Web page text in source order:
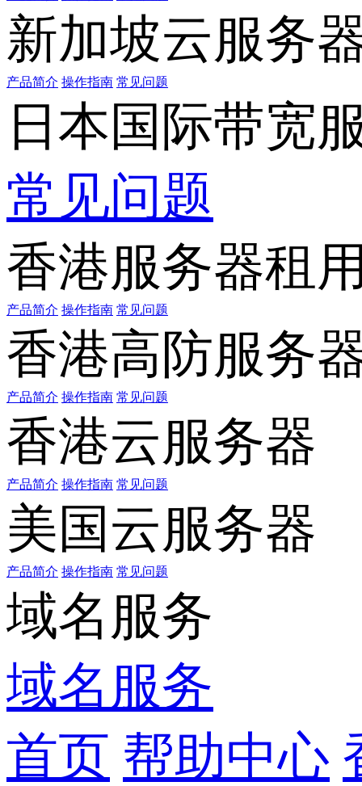
新加坡云服务
产品简介 操作指南 常见问题
日本国际带宽
常见问题
香港服务器租
产品简介 操作指南 常见问题
香港高防服务
产品简介 操作指南 常见问题
香港云服务器
产品简介 操作指南 常见问题
美国云服务器
产品简介 操作指南 常见问题
域名服务
域名服务
首页 帮助中心